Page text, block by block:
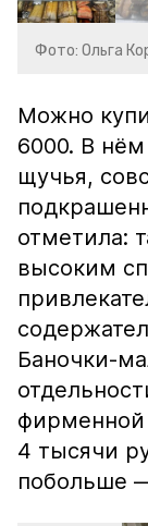
Фото: Ольга
Можно
6000. В
щучья,
отметила:
высоким
Баночки-
фирменной
4 тысячи
побольше